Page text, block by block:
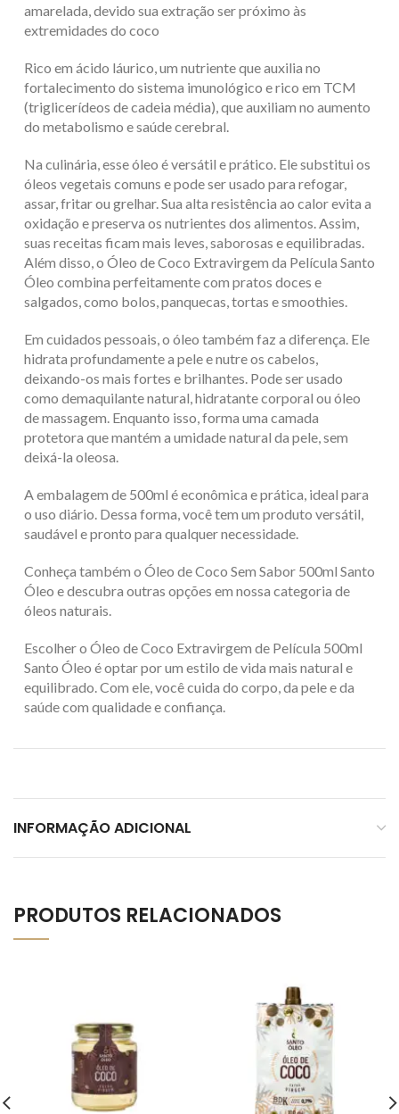
amarelada, devido sua extração ser próximo às
extremidades do coco
Rico em ácido láurico, um nutriente que auxilia no
fortalecimento do sistema imunológico e rico em TCM
(triglicerídeos de cadeia média), que auxiliam no aumento
do metabolismo e saúde cerebral.
Na culinária, esse óleo é versátil e prático. Ele substitui os
óleos vegetais comuns e pode ser usado para refogar,
assar, fritar ou grelhar. Sua alta resistência ao calor evita a
oxidação e preserva os nutrientes dos alimentos. Assim,
suas receitas ficam mais leves, saborosas e equilibradas.
Além disso, o Óleo de Coco Extravirgem da Película Santo
Óleo combina perfeitamente com pratos doces e
salgados, como bolos, panquecas, tortas e smoothies.
Em cuidados pessoais, o óleo também faz a diferença. Ele
hidrata profundamente a pele e nutre os cabelos,
deixando-os mais fortes e brilhantes. Pode ser usado
como demaquilante natural, hidratante corporal ou óleo
de massagem. Enquanto isso, forma uma camada
protetora que mantém a umidade natural da pele, sem
deixá-la oleosa.
A embalagem de 500ml é econômica e prática, ideal para
o uso diário. Dessa forma, você tem um produto versátil,
saudável e pronto para qualquer necessidade.
Conheça também o Óleo de Coco Sem Sabor 500ml Santo
Óleo e descubra outras opções em nossa categoria de
óleos naturais.
Escolher o Óleo de Coco Extravirgem de Película 500ml
Santo Óleo é optar por um estilo de vida mais natural e
equilibrado. Com ele, você cuida do corpo, da pele e da
saúde com qualidade e confiança.
INFORMAÇÃO ADICIONAL
PRODUTOS RELACIONADOS